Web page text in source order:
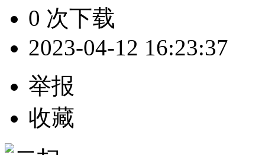
0 次下载
2023-04-12 16:23:37
举报
收藏